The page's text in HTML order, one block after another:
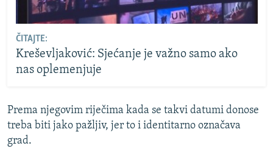
ČITAJTE:
Kreševljaković: Sjećanje je važno samo ako
nas oplemenjuje
Prema njegovim riječima kada se takvi datumi donose
treba biti jako pažljiv, jer to i identitarno označava
grad.